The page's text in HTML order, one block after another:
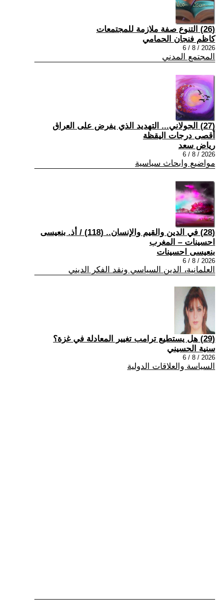
(26) التنوع صفة ملازمة للمجتمعات
كاظم فنجان الحمامي
2026 / 8 / 6
المجتمع المدني
(27) الجولاني... التهديد الذي يفرض على العراق
أقصى درجات اليقظة
رياض سعد
2026 / 8 / 6
مواضيع وابحاث سياسية
(28) في الدين والقيم والإنسان.. (118) / أذ. بنعيسى
احسينات – المغرب
بنعيسى احسينات
2026 / 8 / 6
العلمانية، الدين السياسي ونقد الفكر الديني
(29) هل يستطيع ترامب تغيير المعادلة في غزة؟
سنية الحسيني
2026 / 8 / 6
السياسة والعلاقات الدولية